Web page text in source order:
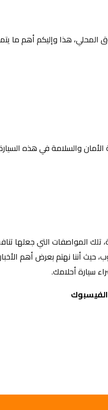
المحلي، هذا وإليكم أهم ما
والسلامة في هذه السيارة
تلك المواصفات التي جعلها
حيث أننا نهتم بعرض أهم
سيارة أحلامك.